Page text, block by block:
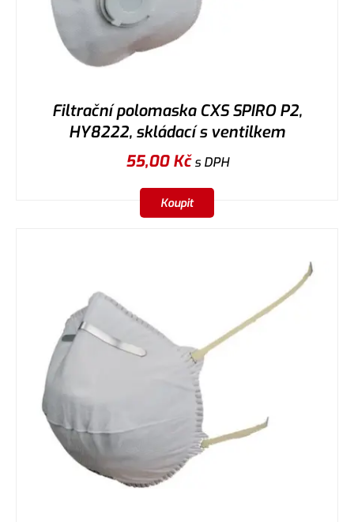
Filtrační polomaska CXS SPIRO P2,
HY8222, skládací s ventilkem
55,00Kčs DPH
Koupit